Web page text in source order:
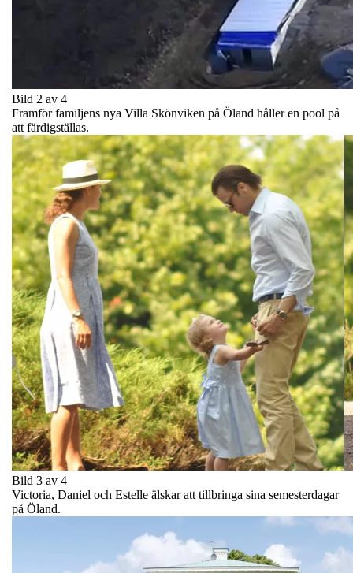
Bild 2 av 4
Framför familjens nya Villa Skönviken på Öland håller en pool på
att färdigställas.
Bild 3 av 4
Victoria, Daniel och Estelle älskar att tillbringa sina semesterdagar
på Öland.